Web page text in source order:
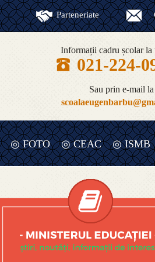
Parteneriate
Informații cadru școlar la
021-224-
Sau prin e-mail la
◎ FOTO ◎ CEAC
INTERNA
◎ ISMB